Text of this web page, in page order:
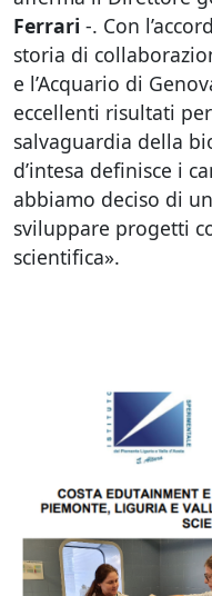
Ferrari -. Con
storia di
e l’Acquario di
eccellenti risultati
salvaguardia della
d’intesa definisce i
abbiamo deciso di
sviluppare progetti
scientifica».